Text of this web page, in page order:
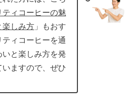
ティコーヒーの魅
楽しみ方 」もおす
ィコーヒーを通
いと楽しみ方を発
いますので、ぜひ